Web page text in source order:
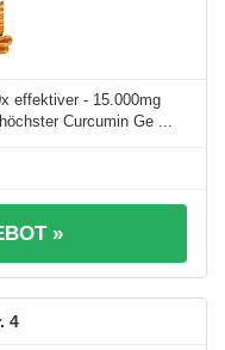
effektiver - 15.000mg
Curcumin Ge ...
»
4